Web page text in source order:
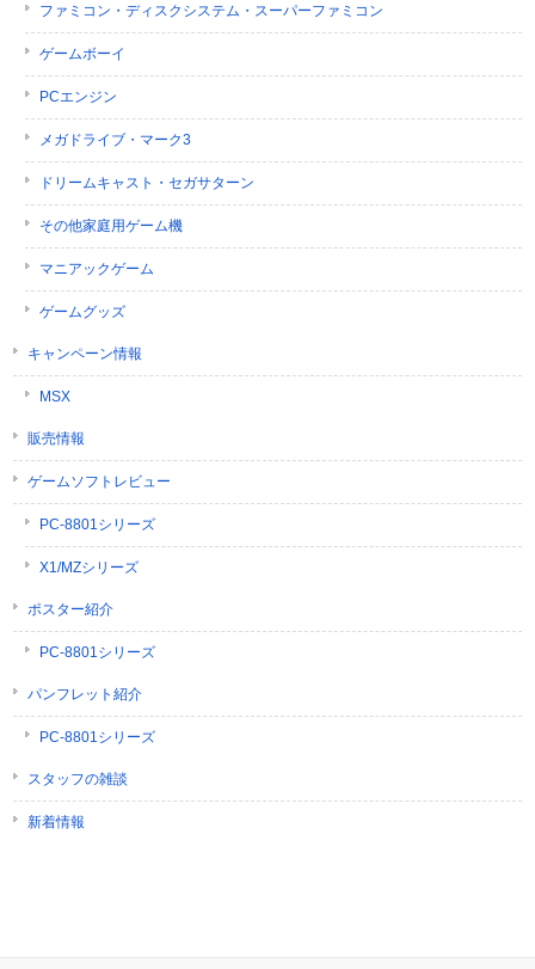
ファミコン・ディスクシステム・スーパーファミコン
ゲームボーイ
PCエンジン
メガドライブ・マーク3
ドリームキャスト・セガサターン
その他家庭用ゲーム機
マニアックゲーム
ゲームグッズ
キャンペーン情報
MSX
販売情報
ゲームソフトレビュー
PC-8801シリーズ
X1/MZシリーズ
ポスター紹介
PC-8801シリーズ
パンフレット紹介
PC-8801シリーズ
スタッフの雑談
新着情報